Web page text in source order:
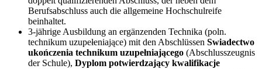
Berufsabschluss auch die allgemeine Hochschulreife
beinhaltet.
3-jährige Ausbildung an ergänzenden Technika (poln.
technikum uzupełeniające) mit den Abschlüssen Swiadectwo
ukończenia technikum uzupełniającego (Abschlusszeugnis
der Schule), Dyplom potwierdzający kwalifikacje